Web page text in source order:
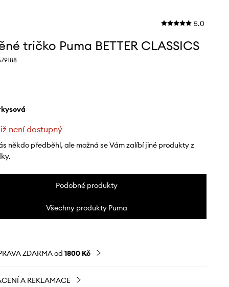
5.0
tričko Puma BETTER CLASSICS
není dostupný
někdo předběhl, ale možná se Vám zalíbí jiné produkty z
Podobné produkty
Všechny produkty Puma
ZDARMA od 1800 Kč
A REKLAMACE